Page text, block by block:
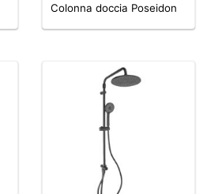
Colonna doccia Poseidon